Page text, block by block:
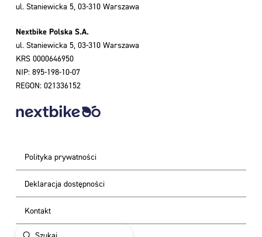
ul. Staniewicka 5, 03-310 Warszawa
Nextbike Polska S.A.
ul. Staniewicka 5, 03-310 Warszawa
KRS 0000646950
NIP: 895-198-10-07
REGON: 021336152
Polityka prywatności
Deklaracja dostępności
Kontakt
Submit